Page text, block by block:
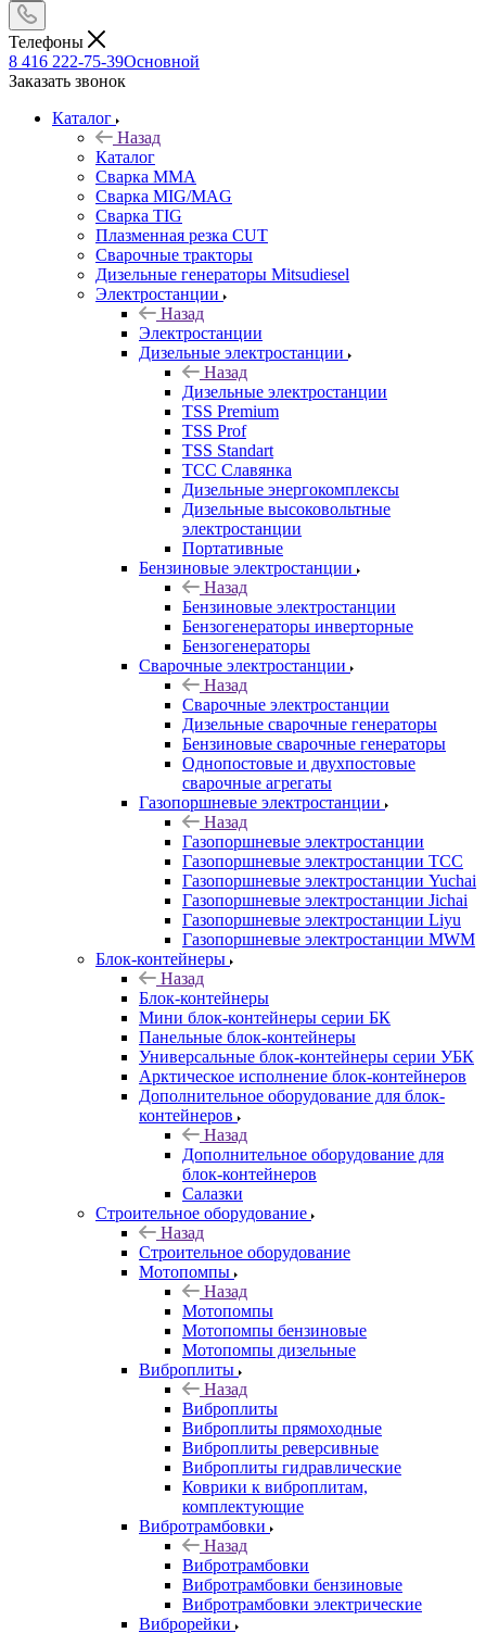
Телефоны
8 416 222-75-39Основной
Заказать звонок
Каталог
Назад
Каталог
Сварка MMA
Сварка MIG/MAG
Сварка TIG
Плазменная резка CUT
Сварочные тракторы
Дизельные генераторы Mitsudiesel
Электростанции
Назад
Электростанции
Дизельные электростанции
Назад
Дизельные электростанции
TSS Premium
TSS Prof
TSS Standart
ТСС Славянка
Дизельные энергокомплексы
Дизельные высоковольтные
электростанции
Портативные
Бензиновые электростанции
Назад
Бензиновые электростанции
Бензогенераторы инверторные
Бензогенераторы
Сварочные электростанции
Назад
Сварочные электростанции
Дизельные сварочные генераторы
Бензиновые сварочные генераторы
Однопостовые и двухпостовые
сварочные агрегаты
Газопоршневые электростанции
Назад
Газопоршневые электростанции
Газопоршневые электростанции ТСС
Газопоршневые электростанции Yuchai
Газопоршневые электростанции Jichai
Газопоршневые электростанции Liyu
Газопоршневые электростанции MWM
Блок-контейнеры
Назад
Блок-контейнеры
Мини блок-контейнеры серии БК
Панельные блок-контейнеры
Универсальные блок-контейнеры серии УБК
Арктическое исполнение блок-контейнеров
Дополнительное оборудование для блок-
контейнеров
Назад
Дополнительное оборудование для
блок-контейнеров
Салазки
Строительное оборудование
Назад
Строительное оборудование
Мотопомпы
Назад
Мотопомпы
Мотопомпы бензиновые
Мотопомпы дизельные
Виброплиты
Назад
Виброплиты
Виброплиты прямоходные
Виброплиты реверсивные
Виброплиты гидравлические
Коврики к виброплитам,
комплектующие
Вибротрамбовки
Назад
Вибротрамбовки
Вибротрамбовки бензиновые
Вибротрамбовки электрические
Виброрейки